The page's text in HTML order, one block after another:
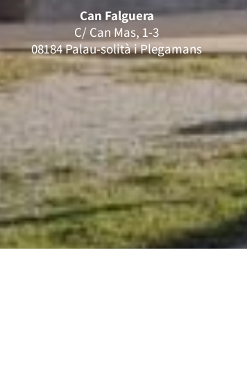
Can Falguera
C/ Can Mas, 1-3
08184 Palau-solità i Plegamans